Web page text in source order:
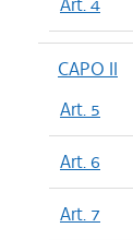
CAPO II
Art. 5
Art. 6
Art. 7